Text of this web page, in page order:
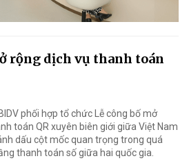
rộng dịch vụ thanh toán
phối hợp tổ chức Lễ công bố mở
toán QR xuyên biên giới giữa Việt Nam
dấu cột mốc quan trọng trong quá
thanh toán số giữa hai quốc gia.